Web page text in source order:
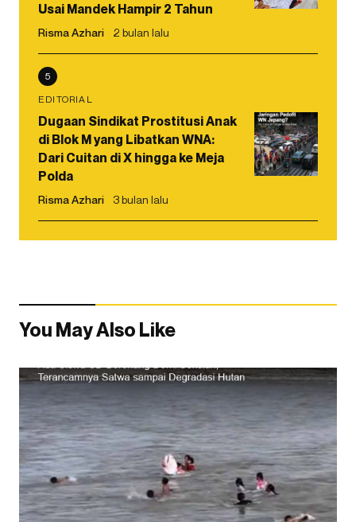
Usai Mandek Hampir 2 Tahun
Risma Azhari 2 bulan lalu
5
EDITORIAL
Dugaan Sindikat Prostitusi Anak
di Blok M yang Libatkan WNA:
Dari Cuitan di X hingga ke Meja
Polda
Risma Azhari 3 bulan lalu
You May Also Like